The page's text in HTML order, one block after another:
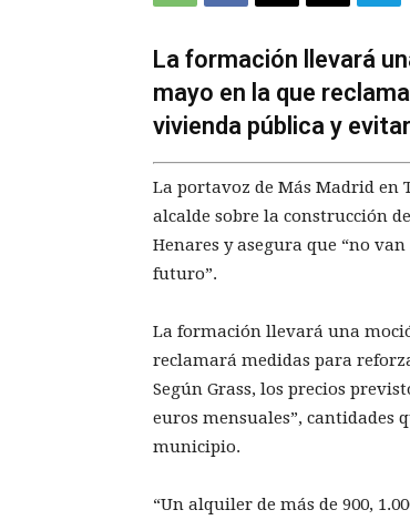
La formación llevará
mayo en la que
vivienda pública y
La portavoz de Más Madrid en
alcalde sobre la construcción
Henares y asegura que “no
futuro”.
La formación llevará una
reclamará medidas para
Según Grass, los precios
euros mensuales”, cantidades
municipio.
“Un alquiler de más de 900,